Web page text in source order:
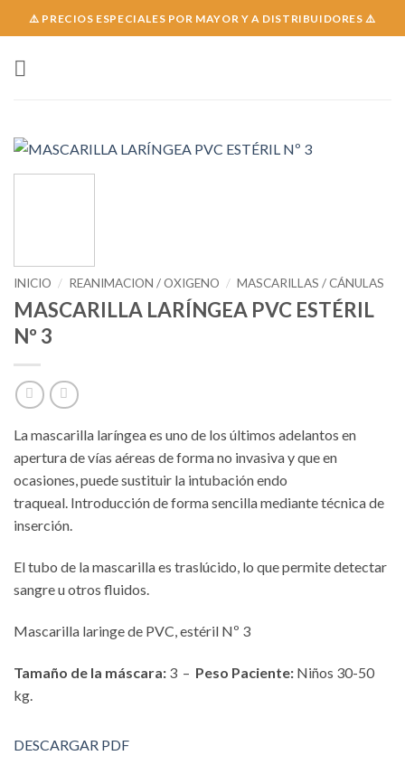
to
⚠️ PRECIOS ESPECIALES POR MAYOR Y A DISTRIBUIDORES ⚠️
INICIO / REANIMACION / OXIGENO / MASCARILLAS / CÁNULAS
MASCARILLA LARÍNGEA PVC ESTÉRIL
Nº 3
La mascarilla laríngea es uno de los últimos adelantos en
apertura de vías aéreas de forma no invasiva y que en
ocasiones, puede sustituir la intubación endo
traqueal. Introducción de forma sencilla mediante técnica de
inserción.
El tubo de la mascarilla es traslúcido, lo que permite detectar
sangre u otros fluidos.
Mascarilla laringe de PVC, estéril Nº 3
Tamaño de la máscara: 3 – Peso Paciente: Niños 30-50
kg.
DESCARGAR PDF